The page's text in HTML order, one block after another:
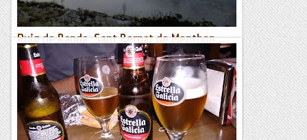
Puig de Randa. Sant Bernat de Menthon
2016
Sortida del sol en el Morro d'en Moll(Crònica de Fernando
De Angulo Dols) Un altre any, i ja van.... els més grans i
veterans potser duguin el compta, ens toca fixar-nos a...
Viaranys